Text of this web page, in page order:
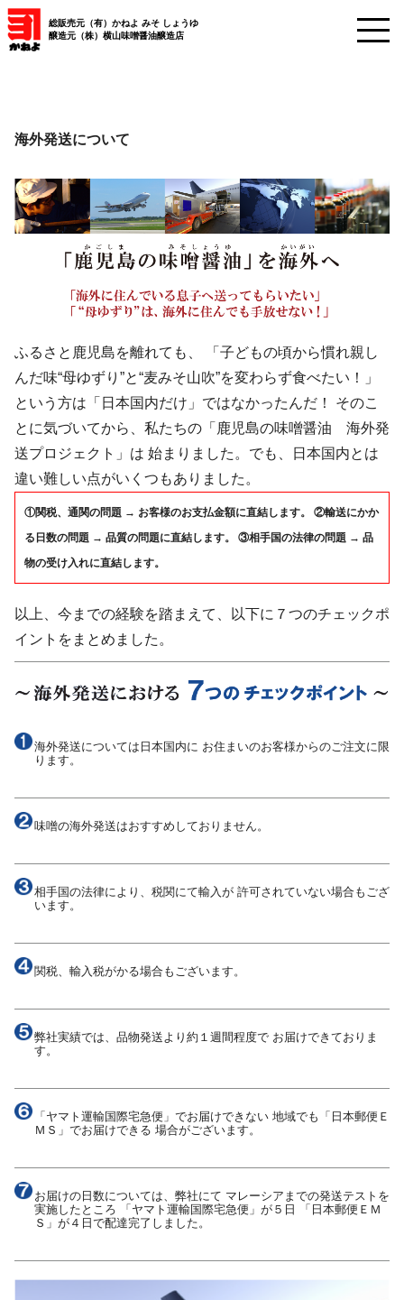
総販売元（有）かねよ みそ しょうゆ
醸造元（株）横山味噌醤油醸造店
海外発送について
ふるさと鹿児島を離れても、 「子どもの頃から慣れ親し
んだ味“母ゆずり”と“麦みそ山吹”を変わらず食べたい！」
という方は「日本国内だけ」ではなかったんだ！ そのこ
とに気づいてから、私たちの「鹿児島の味噌醤油 海外発
送プロジェクト」は 始まりました。でも、日本国内とは
違い難しい点がいくつもありました。
①関税、通関の問題 → お客様のお支払金額に直結します。 ②輸送にかか
る日数の問題 → 品質の問題に直結します。 ③相手国の法律の問題 → 品
物の受け入れに直結します。
以上、今までの経験を踏まえて、以下に７つのチェックポ
イントをまとめました。
海外発送については日本国内に お住まいのお客様からのご注文に限
ります。
味噌の海外発送はおすすめしておりません。
相手国の法律により、税関にて輸入が 許可されていない場合もござ
います。
関税、輸入税がかる場合もございます。
弊社実績では、品物発送より約１週間程度で お届けできておりま
す。
「ヤマト運輸国際宅急便」でお届けできない 地域でも「日本郵便Ｅ
ＭＳ」でお届けできる 場合がございます。
お届けの日数については、弊社にて マレーシアまでの発送テストを
実施したところ 「ヤマト運輸国際宅急便」が５日 「日本郵便ＥＭ
Ｓ」が４日で配達完了しました。